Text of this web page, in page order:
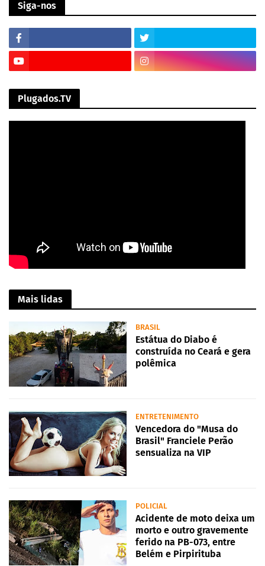
Siga-nos
Plugados.TV
Mais lidas
BRASIL
Estátua do Diabo é
construída no Ceará e gera
polêmica
ENTRETENIMENTO
Vencedora do "Musa do
Brasil" Franciele Perão
sensualiza na VIP
POLICIAL
Acidente de moto deixa um
morto e outro gravemente
ferido na PB-073, entre
Belém e Pirpirituba